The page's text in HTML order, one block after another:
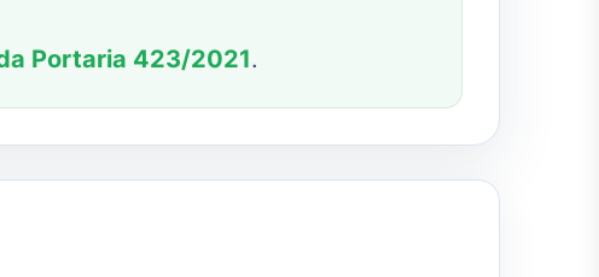
Portaria 423/2021.